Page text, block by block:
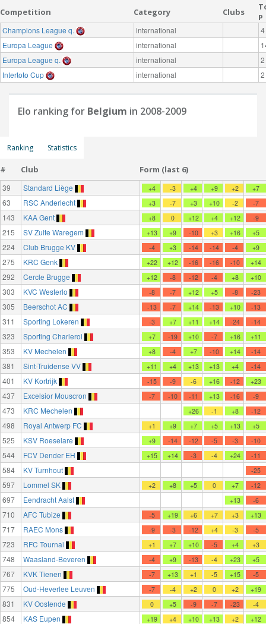
Competition Category Clubs
P
Champions League q. international
4
Europa League
international
Europa League q.
international
2
Intertoto Cup
international 2
Elo ranking for Belgium in 2008-2009
Ranking Statistics
# Club Form (last 6)
39 Standard Liège +4 -3 +4 +9 +2 +7
63 RSC Anderlecht +3 -7 +3 +10 -2 -7
143 KAA Gent +8 0 +12 +4 +12 -9
215 SV Zulte Waregem +13 +9 -10 +3 +16 +5
224 Club Brugge KV -4 +3 -14 -14 -4 +9
275 KRC Genk +22 +12 -16 -16 -10 +14
292 Cercle Brugge +12 -8 -12 -4 +8 +10
303 KVC Westerlo -8 -7 +12 +5 -8 -23
305 Beerschot AC -13 -7 +14 -13 +10 -13
311 Sporting Lokeren -3 +7 +11 +14 -24 -14
323 Sporting Charleroi +7 -19 +10 -7 +16 +11
353 KV Mechelen +8 -4 +7 -10 +14 -14
381 Sint-Truidense VV +11 +4 +13 +13 +4 -14
401 KV Kortrijk -15 -9 -6 +16 -12 +23
437 Excelsior Mouscron -7 -10 -11 +13 -16 -9
473 KRC Mechelen +26 -1 +8 -12
498 Royal Antwerp FC +1 +9 +7 +5 +13 +5
525 KSV Roeselare +9 -14 -12 -5 -3 -10
544 FCV Dender EH +15 +14 -3 -4 +24 -11
584 KV Turnhout -25
597 Lommel SK +2 +8 +5 0 +7 -12
697 Eendracht Aalst +13 -6
710 AFC Tubize -5 +19 +6 +7 +3 +13
717 RAEC Mons -9 -3 -12 +4 -3 -5
723 RFC Tournai +1 +7 +10 -5 +4 +3
748 Waasland-Beveren -4 +9 -13 -4 +23 +5
767 KVK Tienen -7 +13 +1 -5 +15 -5
775 Oud-Heverlee Leuven -7 -4 +2 0 +2 +19
831 KV Oostende 0 +5 -9 -7 -23 -4
854 KAS Eupen +19 +4 +10 +13 +2 +12